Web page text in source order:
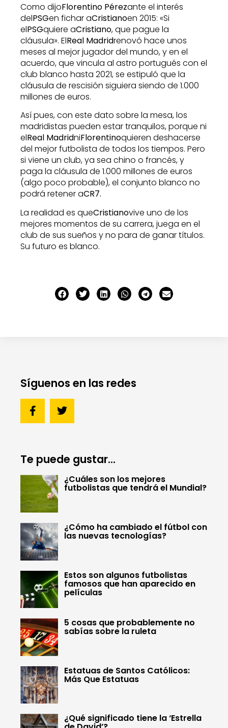
Como dijoFlorentino Pérezante el interés
delPSGen fichar aCristianoen 2015: «Si
elPSGquiere aCristiano, que pague la
cláusula». ElReal Madridrenovó hace unos
meses al mejor jugador del mundo, y en el
acuerdo, que vincula al astro portugués con el
club blanco hasta 2021, se estipuló que la
cláusula de rescisión siguiera siendo de 1.000
millones de euros.
Así pues, con este dato sobre la mesa, los
madridistas pueden estar tranquilos, porque ni
elReal MadridniFlorentinoquieren deshacerse
del mejor futbolista de todos los tiempos. Pero
si viene un club, ya sea chino o francés, y
paga la cláusula de 1.000 millones de euros
(algo poco probable), el conjunto blanco no
podrá retener aCR7.
La realidad es queCristianovive uno de los
mejores momentos de su carrera, juega en el
club de sus sueños y no para de ganar títulos.
Su futuro es blanco.
Síguenos en las redes
Te puede gustar...
¿Cuáles son los mejores
futbolistas que tendrá el Mundial?
¿Cómo ha cambiado el fútbol con
las nuevas tecnologías?
Estos son algunos futbolistas
famosos que han aparecido en
películas
5 cosas que probablemente no
sabías sobre la ruleta
Estatuas de Santos Católicos:
Más Que Estatuas
¿Qué significado tiene la ‘Estrella